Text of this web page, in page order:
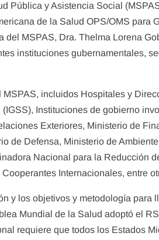
Pública y Asistencia Social
de la Salud OPS/OMS para
MSPAS, Dra. Thelma Lorena
instituciones gubernamentales,
incluidos Hospitales y
Instituciones de gobierno
Exteriores, Ministerio de
de Defensa, Ministerio de
Nacional para la Reducción
Internacionales, entre
y los objetivos y metodología para
Mundial de la Salud adoptó el
requiere que todos los Estados